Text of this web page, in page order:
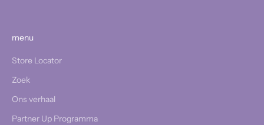
menu
Store Locator
Zoek
Ons verhaal
Partner Up Programma